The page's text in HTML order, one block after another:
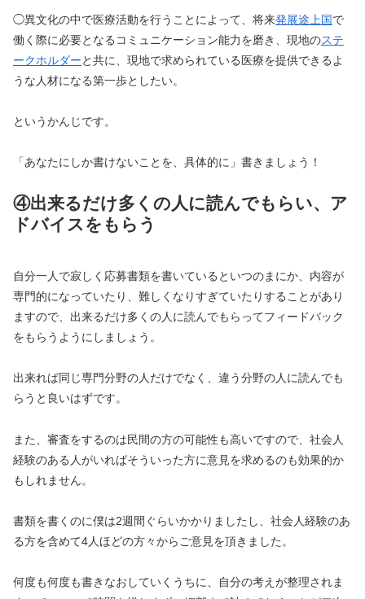
◯異文化の中で医療活動を行うことによって、将来発展途上国で
働く際に必要となるコミュニケーション能力を磨き、現地のステ
ークホルダーと共に、現地で求められている医療を提供できるよ
うな人材になる第一歩としたい。
というかんじです。
「あなたにしか書けないことを、具体的に」書きましょう！
④出来るだけ多くの人に読んでもらい、ア
ドバイスをもらう
自分一人で寂しく応募書類を書いているといつのまにか、内容が
専門的になっていたり、難しくなりすぎていたりすることがあり
ますので、出来るだけ多くの人に読んでもらってフィードバック
をもらうようにしましょう。
出来れば同じ専門分野の人だけでなく、違う分野の人に読んでも
らうと良いはずです。
また、審査をするのは民間の方の可能性も高いですので、社会人
経験のある人がいればそういった方に意見を求めるのも効果的か
もしれません。
書類を書くのに僕は2週間ぐらいかかりましたし、社会人経験のあ
る方を含めて4人ほどの方々からご意見を頂きました。
何度も何度も書きなおしていくうちに、自分の考えが整理されま